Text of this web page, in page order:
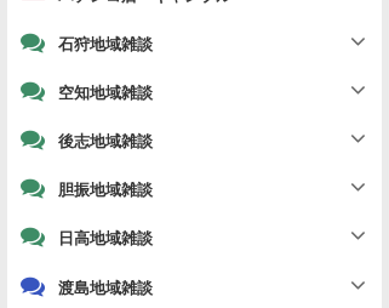
石狩地域雑談
空知地域雑談
後志地域雑談
胆振地域雑談
日高地域雑談
渡島地域雑談